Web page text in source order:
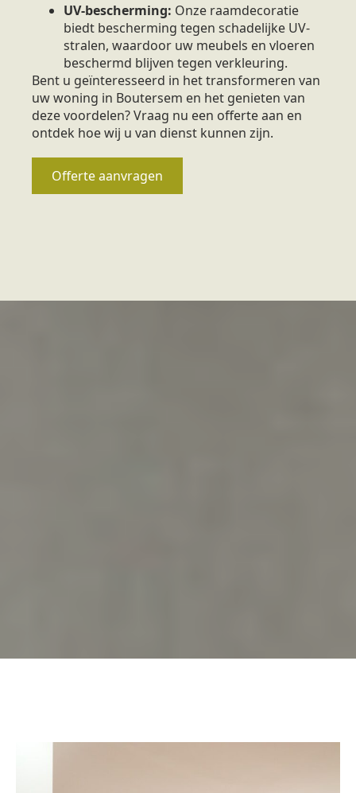
UV-bescherming: Onze raamdecoratie
biedt bescherming tegen schadelijke UV-
stralen, waardoor uw meubels en vloeren
beschermd blijven tegen verkleuring.
Bent u geïnteresseerd in het transformeren van
uw woning in Boutersem en het genieten van
deze voordelen? Vraag nu een offerte aan en
ontdek hoe wij u van dienst kunnen zijn.
Offerte aanvragen